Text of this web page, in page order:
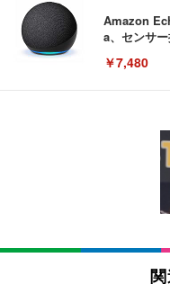
Amazon
a、センサ
￥7,480
[EdoErgo]
い 跳ね上
キング pc
ン樹脂ベ
(黒網+黒枠
SIHOO
ュチェア
EIZO ビジ
EV3240X-
EIZO ビジ
Amazonベ
回使い捨て
Amazonベ
x2袋(84枚)